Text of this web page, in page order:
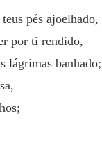
pés ajoelhado,
por ti rendido,
lágrimas banhado;